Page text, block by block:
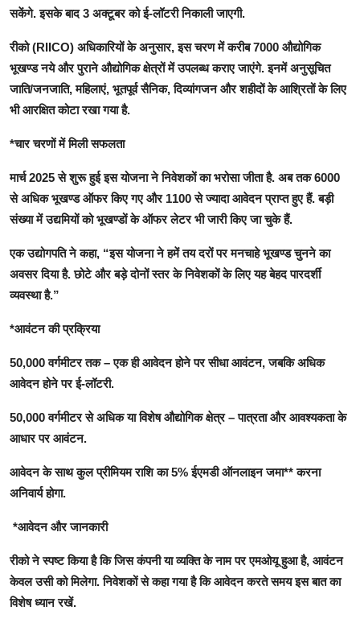
सकेंगे. इसके बाद 3 अक्टूबर को ई-लॉटरी निकाली जाएगी.
रीको (RIICO) अधिकारियों के अनुसार, इस चरण में करीब 7000 औद्योगिक
भूखण्ड नये और पुराने औद्योगिक क्षेत्रों में उपलब्ध कराए जाएंगे. इनमें अनुसूचित
जाति/जनजाति, महिलाएं, भूतपूर्व सैनिक, दिव्यांगजन और शहीदों के आश्रितों के लिए
भी आरक्षित कोटा रखा गया है.
*चार चरणों में मिली सफलता
मार्च 2025 से शुरू हुई इस योजना ने निवेशकों का भरोसा जीता है. अब तक 6000
से अधिक भूखण्ड ऑफर किए गए और 1100 से ज्यादा आवेदन प्राप्त हुए हैं. बड़ी
संख्या में उद्यमियों को भूखण्डों के ऑफर लेटर भी जारी किए जा चुके हैं.
एक उद्योगपति ने कहा, “इस योजना ने हमें तय दरों पर मनचाहे भूखण्ड चुनने का
अवसर दिया है. छोटे और बड़े दोनों स्तर के निवेशकों के लिए यह बेहद पारदर्शी
व्यवस्था है.”
*आवंटन की प्रक्रिया
50,000 वर्गमीटर तक – एक ही आवेदन होने पर सीधा आवंटन, जबकि अधिक
आवेदन होने पर ई-लॉटरी.
50,000 वर्गमीटर से अधिक या विशेष औद्योगिक क्षेत्र – पात्रता और आवश्यकता के
आधार पर आवंटन.
आवेदन के साथ कुल प्रीमियम राशि का 5% ईएमडी ऑनलाइन जमा** करना
अनिवार्य होगा.
*आवेदन और जानकारी
रीको ने स्पष्ट किया है कि जिस कंपनी या व्यक्ति के नाम पर एमओयू हुआ है, आवंटन
केवल उसी को मिलेगा. निवेशकों से कहा गया है कि आवेदन करते समय इस बात का
विशेष ध्यान रखें.